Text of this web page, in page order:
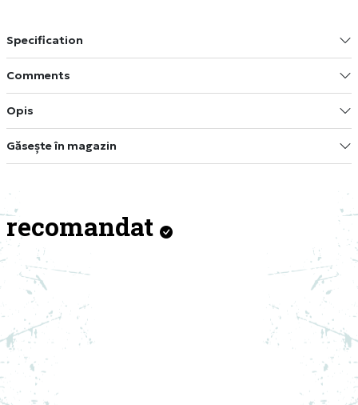
Specification
Comments
Opis
Găsește în magazin
recomandat